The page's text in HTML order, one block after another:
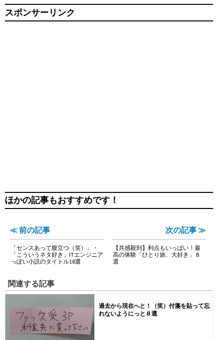
スポンサーリンク
ほかの記事もおすすめです！
≪ 前の記事
「センスあって腹立つ（笑）」・
「こういうネタ好き」ITエンジニア
っぽい小説のタイトル18選
次の記事 ≫
【共感殺到】利点もいっぱい！最
高の体験「ひとり旅、大好き」８
選
関連する記事
過去から現在へと！（笑）付箋を貼って忘
れないようにっと８選